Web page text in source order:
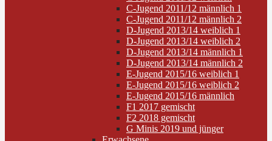
C-Jugend 2011/12 männlich 1
C-Jugend 2011/12 männlich 2
D-Jugend 2013/14 weiblich 1
D-Jugend 2013/14 weiblich 2
D-Jugend 2013/14 männlich 1
D-Jugend 2013/14 männlich 2
E-Jugend 2015/16 weiblich 1
E-Jugend 2015/16 weiblich 2
E-Jugend 2015/16 männlich
F1 2017 gemischt
F2 2018 gemischt
G Minis 2019 und jünger